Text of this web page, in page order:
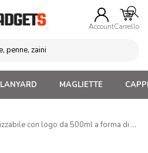
AccountCarrello
LANYARD MAGLIETTE
con logo da 500ml a forma di
con logo. Economiche,